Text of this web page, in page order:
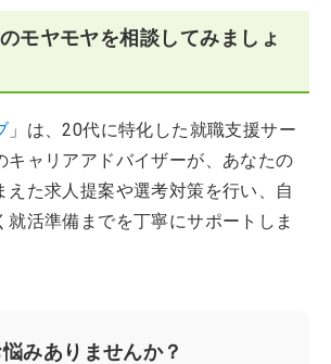
モヤモヤを相談してみましょ
」は、20代に特化した就職支援サー
キャリアアドバイザーが、あなたの
えた求人提案や選考対策を行い、自
就活準備までを丁寧にサポートしま
みありませんか？